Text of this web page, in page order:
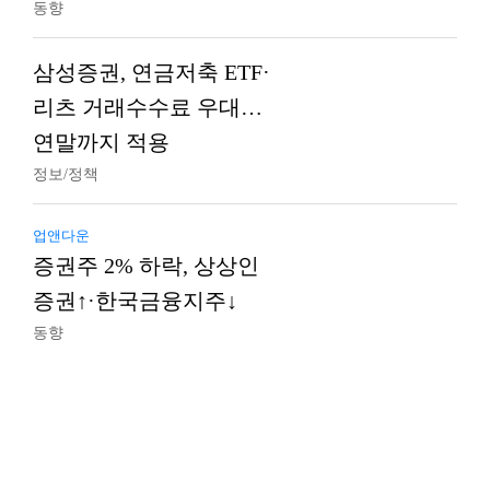
동향
삼성증권, 연금저축 ETF·
리츠 거래수수료 우대…
연말까지 적용
정보/정책
업앤다운
증권주 2% 하락, 상상인
증권↑·한국금융지주↓
동향